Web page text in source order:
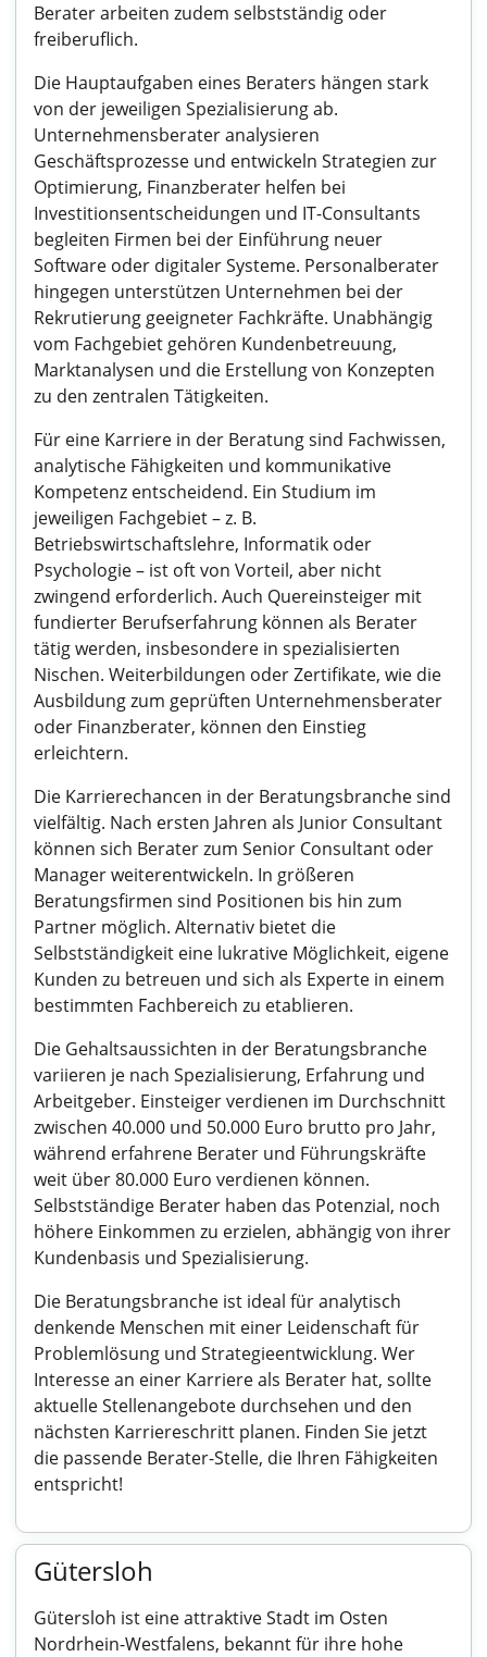
Berater arbeiten zudem selbstständig oder
freiberuflich.
Die Hauptaufgaben eines Beraters hängen stark
von der jeweiligen Spezialisierung ab.
Unternehmensberater analysieren
Geschäftsprozesse und entwickeln Strategien zur
Optimierung, Finanzberater helfen bei
Investitionsentscheidungen und IT-Consultants
begleiten Firmen bei der Einführung neuer
Software oder digitaler Systeme. Personalberater
hingegen unterstützen Unternehmen bei der
Rekrutierung geeigneter Fachkräfte. Unabhängig
vom Fachgebiet gehören Kundenbetreuung,
Marktanalysen und die Erstellung von Konzepten
zu den zentralen Tätigkeiten.
Für eine Karriere in der Beratung sind Fachwissen,
analytische Fähigkeiten und kommunikative
Kompetenz entscheidend. Ein Studium im
jeweiligen Fachgebiet – z. B.
Betriebswirtschaftslehre, Informatik oder
Psychologie – ist oft von Vorteil, aber nicht
zwingend erforderlich. Auch Quereinsteiger mit
fundierter Berufserfahrung können als Berater
tätig werden, insbesondere in spezialisierten
Nischen. Weiterbildungen oder Zertifikate, wie die
Ausbildung zum geprüften Unternehmensberater
oder Finanzberater, können den Einstieg
erleichtern.
Die Karrierechancen in der Beratungsbranche sind
vielfältig. Nach ersten Jahren als Junior Consultant
können sich Berater zum Senior Consultant oder
Manager weiterentwickeln. In größeren
Beratungsfirmen sind Positionen bis hin zum
Partner möglich. Alternativ bietet die
Selbstständigkeit eine lukrative Möglichkeit, eigene
Kunden zu betreuen und sich als Experte in einem
bestimmten Fachbereich zu etablieren.
Die Gehaltsaussichten in der Beratungsbranche
variieren je nach Spezialisierung, Erfahrung und
Arbeitgeber. Einsteiger verdienen im Durchschnitt
zwischen 40.000 und 50.000 Euro brutto pro Jahr,
während erfahrene Berater und Führungskräfte
weit über 80.000 Euro verdienen können.
Selbstständige Berater haben das Potenzial, noch
höhere Einkommen zu erzielen, abhängig von ihrer
Kundenbasis und Spezialisierung.
Die Beratungsbranche ist ideal für analytisch
denkende Menschen mit einer Leidenschaft für
Problemlösung und Strategieentwicklung. Wer
Interesse an einer Karriere als Berater hat, sollte
aktuelle Stellenangebote durchsehen und den
nächsten Karriereschritt planen. Finden Sie jetzt
die passende Berater-Stelle, die Ihren Fähigkeiten
entspricht!
Gütersloh
Gütersloh ist eine attraktive Stadt im Osten
Nordrhein-Westfalens, bekannt für ihre hohe